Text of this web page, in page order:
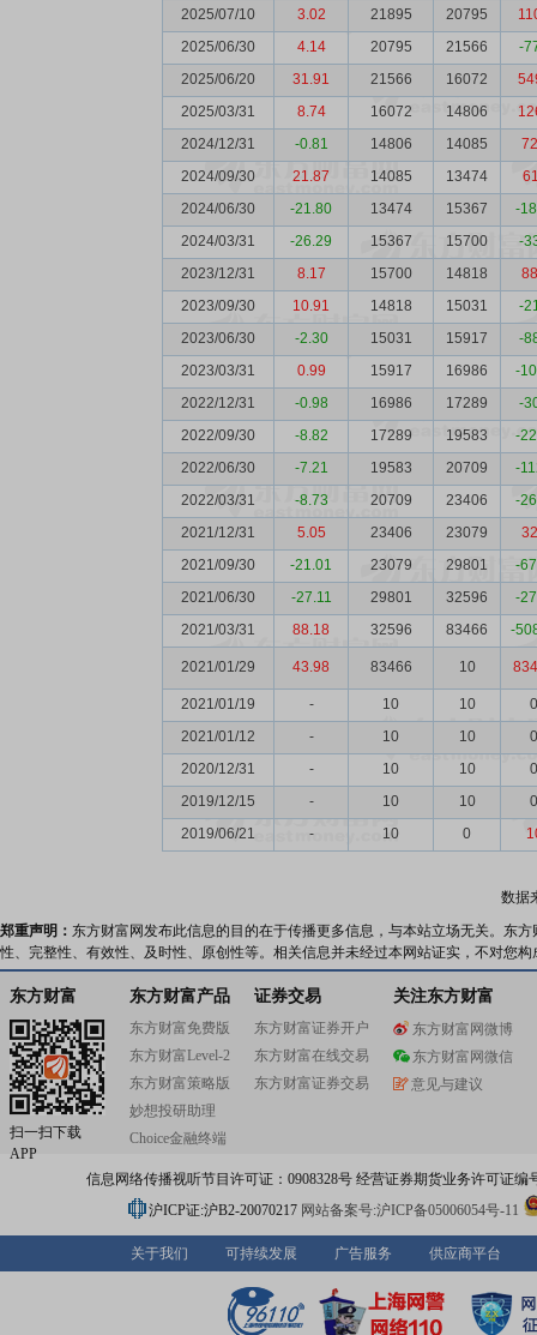
2025/07/10
3.02 21895 20795
2025/06/30
4.14 20795 21566
-
2025/06/20
31.91 21566 16072
2025/03/31
8.74 16072 14806
2024/12/31
-0.81 14806 14085
2024/09/30
21.87 14085 13474
2024/06/30
-21.80 13474 15367
-
2024/03/31
-26.29 15367 15700
-
2023/12/31
8.17 15700 14818
2023/09/30
10.91 14818 15031
-
2023/06/30
-2.30 15031 15917
-
2023/03/31
0.99 15917 16986
-
2022/12/31
-0.98 16986 17289
-
2022/09/30
-8.82 17289 19583
-
2022/06/30
-7.21 19583 20709
-
2022/03/31
-8.73 20709 23406
-
2021/12/31
5.05 23406 23079
2021/09/30
-21.01 23079 29801
-
2021/06/30
-27.11 29801 32596
-
2021/03/31
88.18 32596 83466 -
2021/01/29 43.98 83466 10
2021/01/19 - 10 10
0
2021/01/12
- 10 10
0
2020/12/31
- 10 10
0
2019/12/15
- 10 10
0
2019/06/21
- 10 0
数据
郑重声明： 东方财富网发布此信息的目的在于传播更多信息，与本站立场无关。东
性、完整性、有效性、及时性、原创性等。相关信息并未经过本网站证实，不对您
东方财富
扫一扫下载
APP
东方财富产品
东方财富免费版
东方财富Level-2
东方财富策略版
妙想投研助理
Choice金融终端
证券交易
东方财富证券开户
东方财富在线交易
东方财富证券交易
关注东方财富
东方财富网微博
东方财富网微信
意见与建议
信息网络传播视听节目许可证：0908328号 经营证券期货业务许可证编
沪ICP证:沪B2-20070217 网站备案号:沪ICP备05006054号-11
关于我们 可持续发展 广告服务 供应商平台